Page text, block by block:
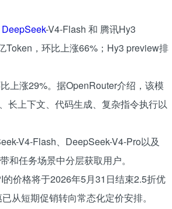
DeepSeek-V4-Flash 和 腾讯Hy3
Token，环比上涨66%；Hy3 preview排
上涨29%。据OpenRouter介绍，该模
长上下文、代码生成、复杂指令执行以
V4-Flash、DeepSeek-V4-Pro以及
任务场景中分层获取用户。
价格将于2026年5月31日结束2.5折优
从短期促销转向常态化定价安排。